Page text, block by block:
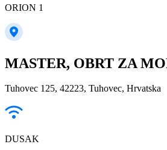
ORION 1
MASTER, OBRT ZA
Tuhovec 125, 42223, Tuhovec, Hrvatska
DUSAK